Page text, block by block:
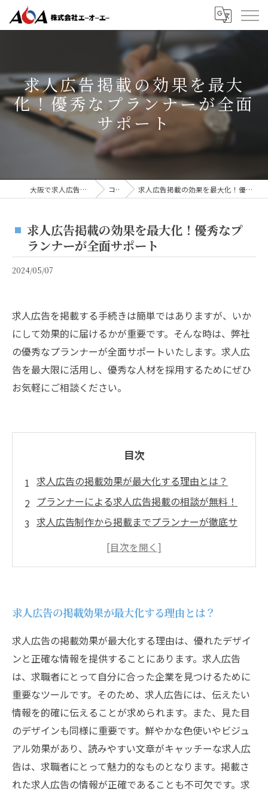
求人広告掲載の効果を最大
化！優秀なプランナーが全面
サポート
大阪で求人広告なら株式会社AOA コラム 求人広告掲載の効果を最大化！優秀なプランナーが全面サポート
求人広告掲載の効果を最大化！優秀なプ
ランナーが全面サポート
2024/05/07
求人広告を掲載する手続きは簡単ではありますが、いか
にして効果的に届けるかが重要です。そんな時は、弊社
の優秀なプランナーが全面サポートいたします。求人広
告を最大限に活用し、優秀な人材を採用するためにぜひ
お気軽にご相談ください。
目次
求人広告の掲載効果が最大化する理由とは？
プランナーによる求人広告掲載の相談が無料！
求人広告制作から掲載までプランナーが徹底サ
ーがサポート
求人広告の掲載効果が最大化する理由とは？
求人広告の掲載効果が最大化する理由は、優れたデザイ
ンと正確な情報を提供することにあります。求人広告
は、求職者にとって自分に合った企業を見つけるために
重要なツールです。そのため、求人広告には、伝えたい
情報を的確に伝えることが求められます。また、見た目
のデザインも同様に重要です。鮮やかな色使いやビジュ
アル効果があり、読みやすい文章がキャッチーな求人広
告は、求職者にとって魅力的なものとなります。掲載さ
れた求人広告の情報が正確であることも不可欠です。求